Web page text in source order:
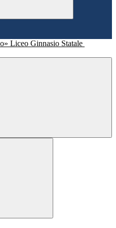
Liceo Ginnasio Statale